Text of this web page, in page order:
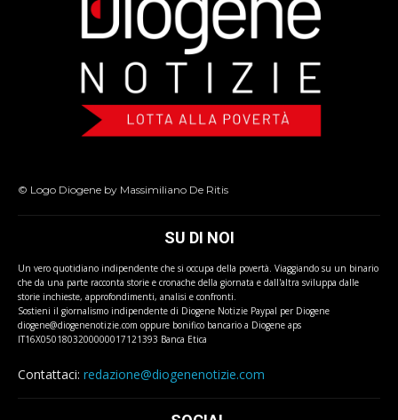
© Logo Diogene by Massimiliano De Ritis
SU DI NOI
Un vero quotidiano indipendente che si occupa della povertà. Viaggiando su un binario
che da una parte racconta storie e cronache della giornata e dall'altra sviluppa dalle
storie inchieste, approfondimenti, analisi e confronti.
Sostieni il giornalismo indipendente di Diogene Notizie Paypal per Diogene
diogene@diogenenotizie.com oppure bonifico bancario a Diogene aps
IT16X0501803200000017121393 Banca Etica
Contattaci: redazione@diogenenotizie.com